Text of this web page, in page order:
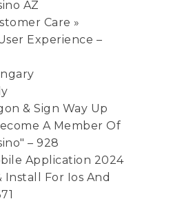
AZ
Care »
Experience –
& Sign Way Up
A Member Of
– 928
Application 2024
Install For Ios And